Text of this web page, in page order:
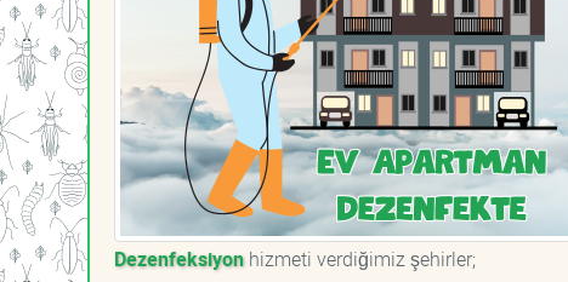
Dezenfeksiyonhizmeti verdiğimiz şehirler;